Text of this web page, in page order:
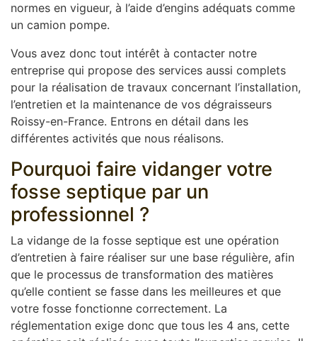
normes en vigueur, à l’aide d’engins adéquats comme
un camion pompe.
Vous avez donc tout intérêt à contacter notre
entreprise qui propose des services aussi complets
pour la réalisation de travaux concernant l’installation,
l’entretien et la maintenance de vos dégraisseurs
Roissy-en-France. Entrons en détail dans les
différentes activités que nous réalisons.
Pourquoi faire vidanger votre
fosse septique par un
professionnel ?
La vidange de la fosse septique est une opération
d’entretien à faire réaliser sur une base régulière, afin
que le processus de transformation des matières
qu’elle contient se fasse dans les meilleures et que
votre fosse fonctionne correctement. La
réglementation exige donc que tous les 4 ans, cette